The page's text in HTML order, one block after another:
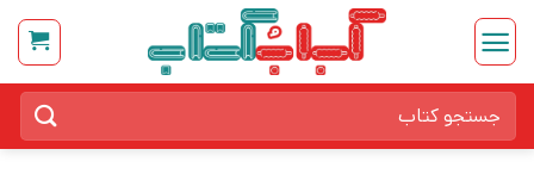
Skip
content
برای: